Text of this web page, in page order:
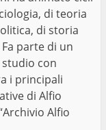
di teoria
di storia
parte di un
con
i principali
di Alfio
Alfio